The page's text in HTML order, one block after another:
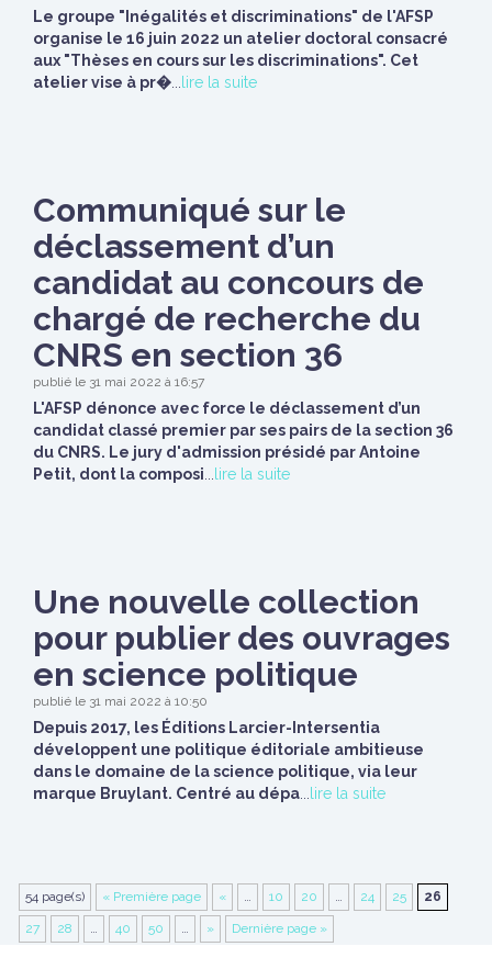
Le groupe "Inégalités et discriminations" de l'AFSP
organise le 16 juin 2022 un atelier doctoral consacré
aux "Thèses en cours sur les discriminations". Cet
atelier vise à pr�
lire la suite
Communiqué sur le
déclassement d’un
candidat au concours de
chargé de recherche du
CNRS en section 36
publié le 31 mai 2022 à 16:57
L'AFSP dénonce avec force le déclassement d’un
candidat classé premier par ses pairs de la section 36
du CNRS. Le jury d'admission présidé par Antoine
Petit, dont la composi
lire la suite
Une nouvelle collection
pour publier des ouvrages
en science politique
publié le 31 mai 2022 à 10:50
Depuis 2017, les Éditions Larcier-Intersentia
développent une politique éditoriale ambitieuse
dans le domaine de la science politique, via leur
marque Bruylant. Centré au dépa
lire la suite
54 page(s) « Première page « … 10 20 … 24 25 26
27 28 … 40 50 … » Dernière page »